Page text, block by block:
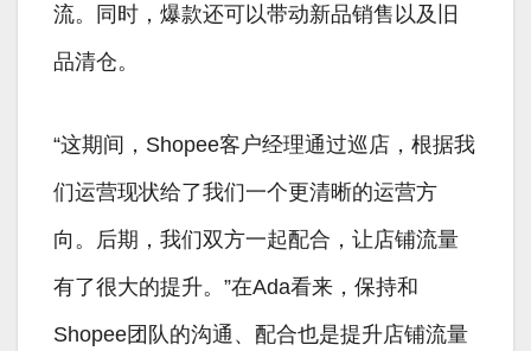
流。同时，爆款还可以带动新品销售以及旧
品清仓。
“这期间，Shopee客户经理通过巡店，根据我
们运营现状给了我们一个更清晰的运营方
向。后期，我们双方一起配合，让店铺流量
有了很大的提升。”在Ada看来，保持和
Shopee团队的沟通、配合也是提升店铺流量